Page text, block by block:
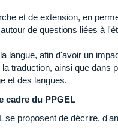
et de extension, en
de questions liées à
langue, afin d'avoir un
traduction, ainsi que dans
et des langues.
cadre du PPGEL
proposent de décrire,